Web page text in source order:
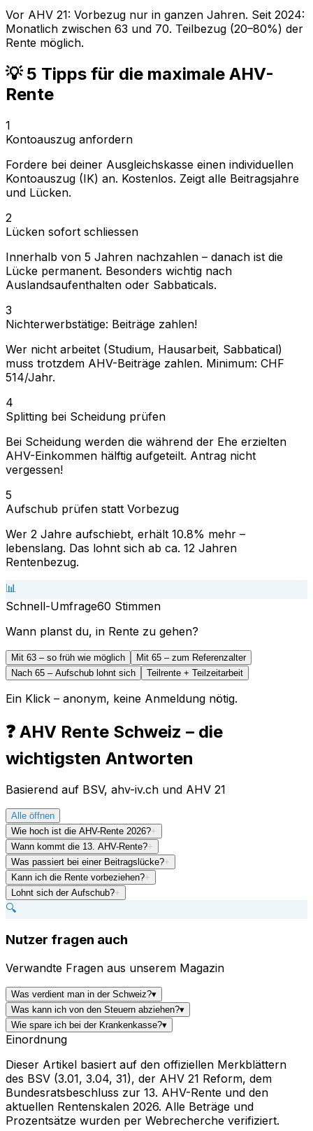
Vor AHV 21: Vorbezug nur in ganzen Jahren. Seit 2024:
Monatlich zwischen 63 und 70. Teilbezug (20–80%) der
Rente möglich.
💡 5 Tipps für die maximale AHV-
Rente
1
Kontoauszug anfordern
Fordere bei deiner Ausgleichskasse einen individuellen
Kontoauszug (IK) an. Kostenlos. Zeigt alle Beitragsjahre
und Lücken.
2
Lücken sofort schliessen
Innerhalb von 5 Jahren nachzahlen – danach ist die
Lücke permanent. Besonders wichtig nach
Auslandsaufenthalten oder Sabbaticals.
3
Nichterwerbstätige: Beiträge zahlen!
Wer nicht arbeitet (Studium, Hausarbeit, Sabbatical)
muss trotzdem AHV-Beiträge zahlen. Minimum: CHF
514/Jahr.
4
Splitting bei Scheidung prüfen
Bei Scheidung werden die während der Ehe erzielten
AHV-Einkommen hälftig aufgeteilt. Antrag nicht
vergessen!
5
Aufschub prüfen statt Vorbezug
Wer 2 Jahre aufschiebt, erhält 10.8% mehr –
lebenslang. Das lohnt sich ab ca. 12 Jahren
Rentenbezug.
📊
Schnell-Umfrage60 Stimmen
Wann planst du, in Rente zu gehen?
Mit 63 – so früh wie möglich
Mit 65 – zum Referenzalter
Nach 65 – Aufschub lohnt sich
Teilrente + Teilzeitarbeit
Ein Klick – anonym, keine Anmeldung nötig.
❓ AHV Rente Schweiz – die
wichtigsten Antworten
Basierend auf BSV, ahv-iv.ch und AHV 21
Alle öffnen
Wie hoch ist die AHV-Rente 2026?+
Wann kommt die 13. AHV-Rente?+
Was passiert bei einer Beitragslücke?+
Kann ich die Rente vorbeziehen?+
Lohnt sich der Aufschub?+
🔍
Nutzer fragen auch
Verwandte Fragen aus unserem Magazin
Was verdient man in der Schweiz?▾
Was kann ich von den Steuern abziehen?▾
Wie spare ich bei der Krankenkasse?▾
Einordnung
Dieser Artikel basiert auf den offiziellen Merkblättern
des BSV (3.01, 3.04, 31), der AHV 21 Reform, dem
Bundesratsbeschluss zur 13. AHV-Rente und den
aktuellen Rentenskalen 2026. Alle Beträge und
Prozentsätze wurden per Webrecherche verifiziert.